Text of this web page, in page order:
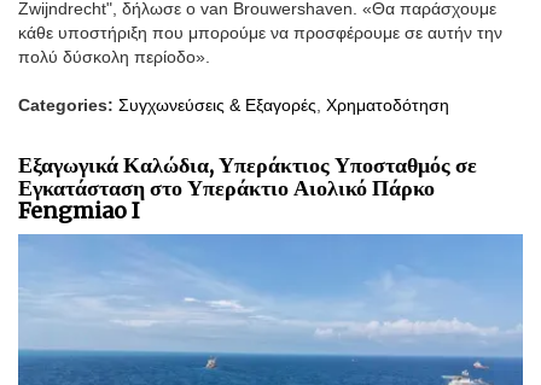
Zwijndrecht", δήλωσε ο van Brouwershaven. «Θα παράσχουμε
κάθε υποστήριξη που μπορούμε να προσφέρουμε σε αυτήν την
πολύ δύσκολη περίοδο».
Categories: Συγχωνεύσεις & Εξαγορές Χρηματοδότηση
Εξαγωγικά Καλώδια, Υπεράκτιος Υποσταθμός σε
Εγκατάσταση στο Υπεράκτιο Αιολικό Πάρκο
Fengmiao I